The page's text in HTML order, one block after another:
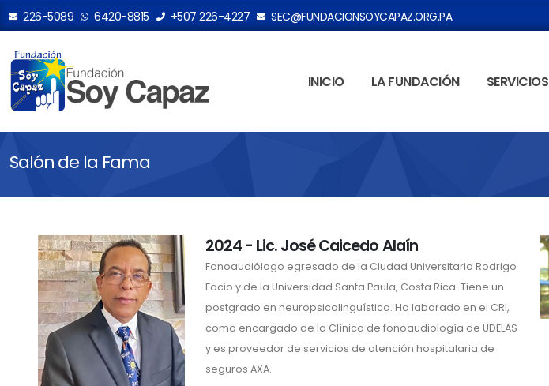
226-5089 6420-8815 +507 226-4227 SEC@FUNDACIONSOYCAPAZ.ORG.PA
INICIO LA FUNDACIÓN SERVICIOS
Salón de la Fama
2024 - Lic. José Caicedo Alaín
Fonoaudiólogo egresado de la Ciudad Universitaria Rodrigo
Facio y de la Universidad Santa Paula, Costa Rica. Tiene un
postgrado en neuropsicolinguística. Ha laborado en el CRI,
como encargado de la Clínica de fonoaudiología de UDELAS
y es proveedor de servicios de atención hospitalaria de
seguros AXA.